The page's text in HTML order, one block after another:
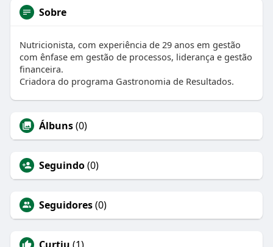
Sobre
Nutricionista, com experiência de 29 anos em gestão
com ênfase em gestão de processos, liderança e gestão
financeira.
Criadora do programa Gastronomia de Resultados.
Álbuns(0)
Seguindo(0)
Seguidores(0)